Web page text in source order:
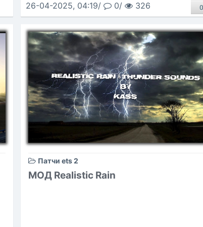
26-04-2025, 04:19/ 0/ 326 0
Патчи ets 2
МОД Realistic Rain